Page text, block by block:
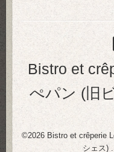
Bistro et
ぺパン (旧
©2026 Bistro et crêperie
シェス)